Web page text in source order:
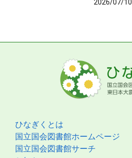
2026/07/10
ひなぎくとは
国立国会図書館ホームページ
国立国会図書館サーチ